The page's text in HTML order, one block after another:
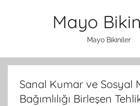
Mayo
Mayo Bikiniler
Sanal Kumar ve Sosyal
Bağımlılığı Birleşen